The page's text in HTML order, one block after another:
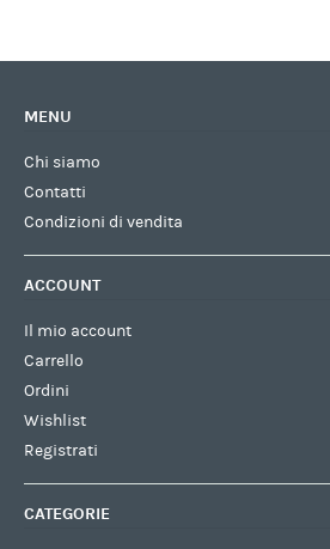
MENU
Chi siamo
Contatti
Condizioni di vendita
ACCOUNT
Il mio account
Carrello
Ordini
Wishlist
Registrati
CATEGORIE